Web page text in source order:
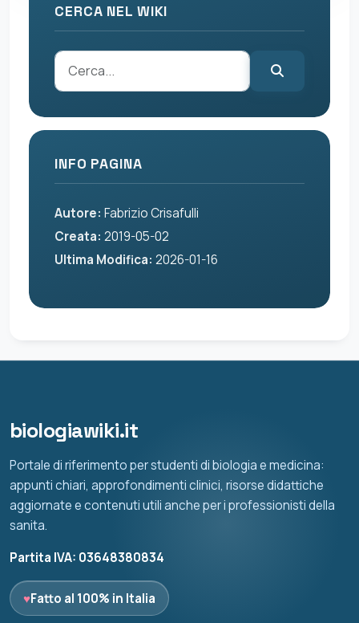
CERCA NEL WIKI
INFO PAGINA
Autore: Fabrizio Crisafulli
Creata: 2019-05-02
Ultima Modifica: 2026-01-16
biologiawiki.it
Portale di riferimento per studenti di biologia e medicina:
appunti chiari, approfondimenti clinici, risorse didattiche
aggiornate e contenuti utili anche per i professionisti della
sanita.
Partita IVA: 03648380834
♥Fatto al 100% in Italia